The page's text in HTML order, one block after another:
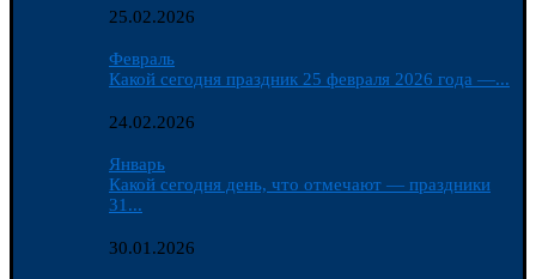
25.02.2026
Февраль
Какой сегодня праздник 25 февраля 2026 года —...
24.02.2026
Январь
Какой сегодня день, что отмечают — праздники
31...
30.01.2026